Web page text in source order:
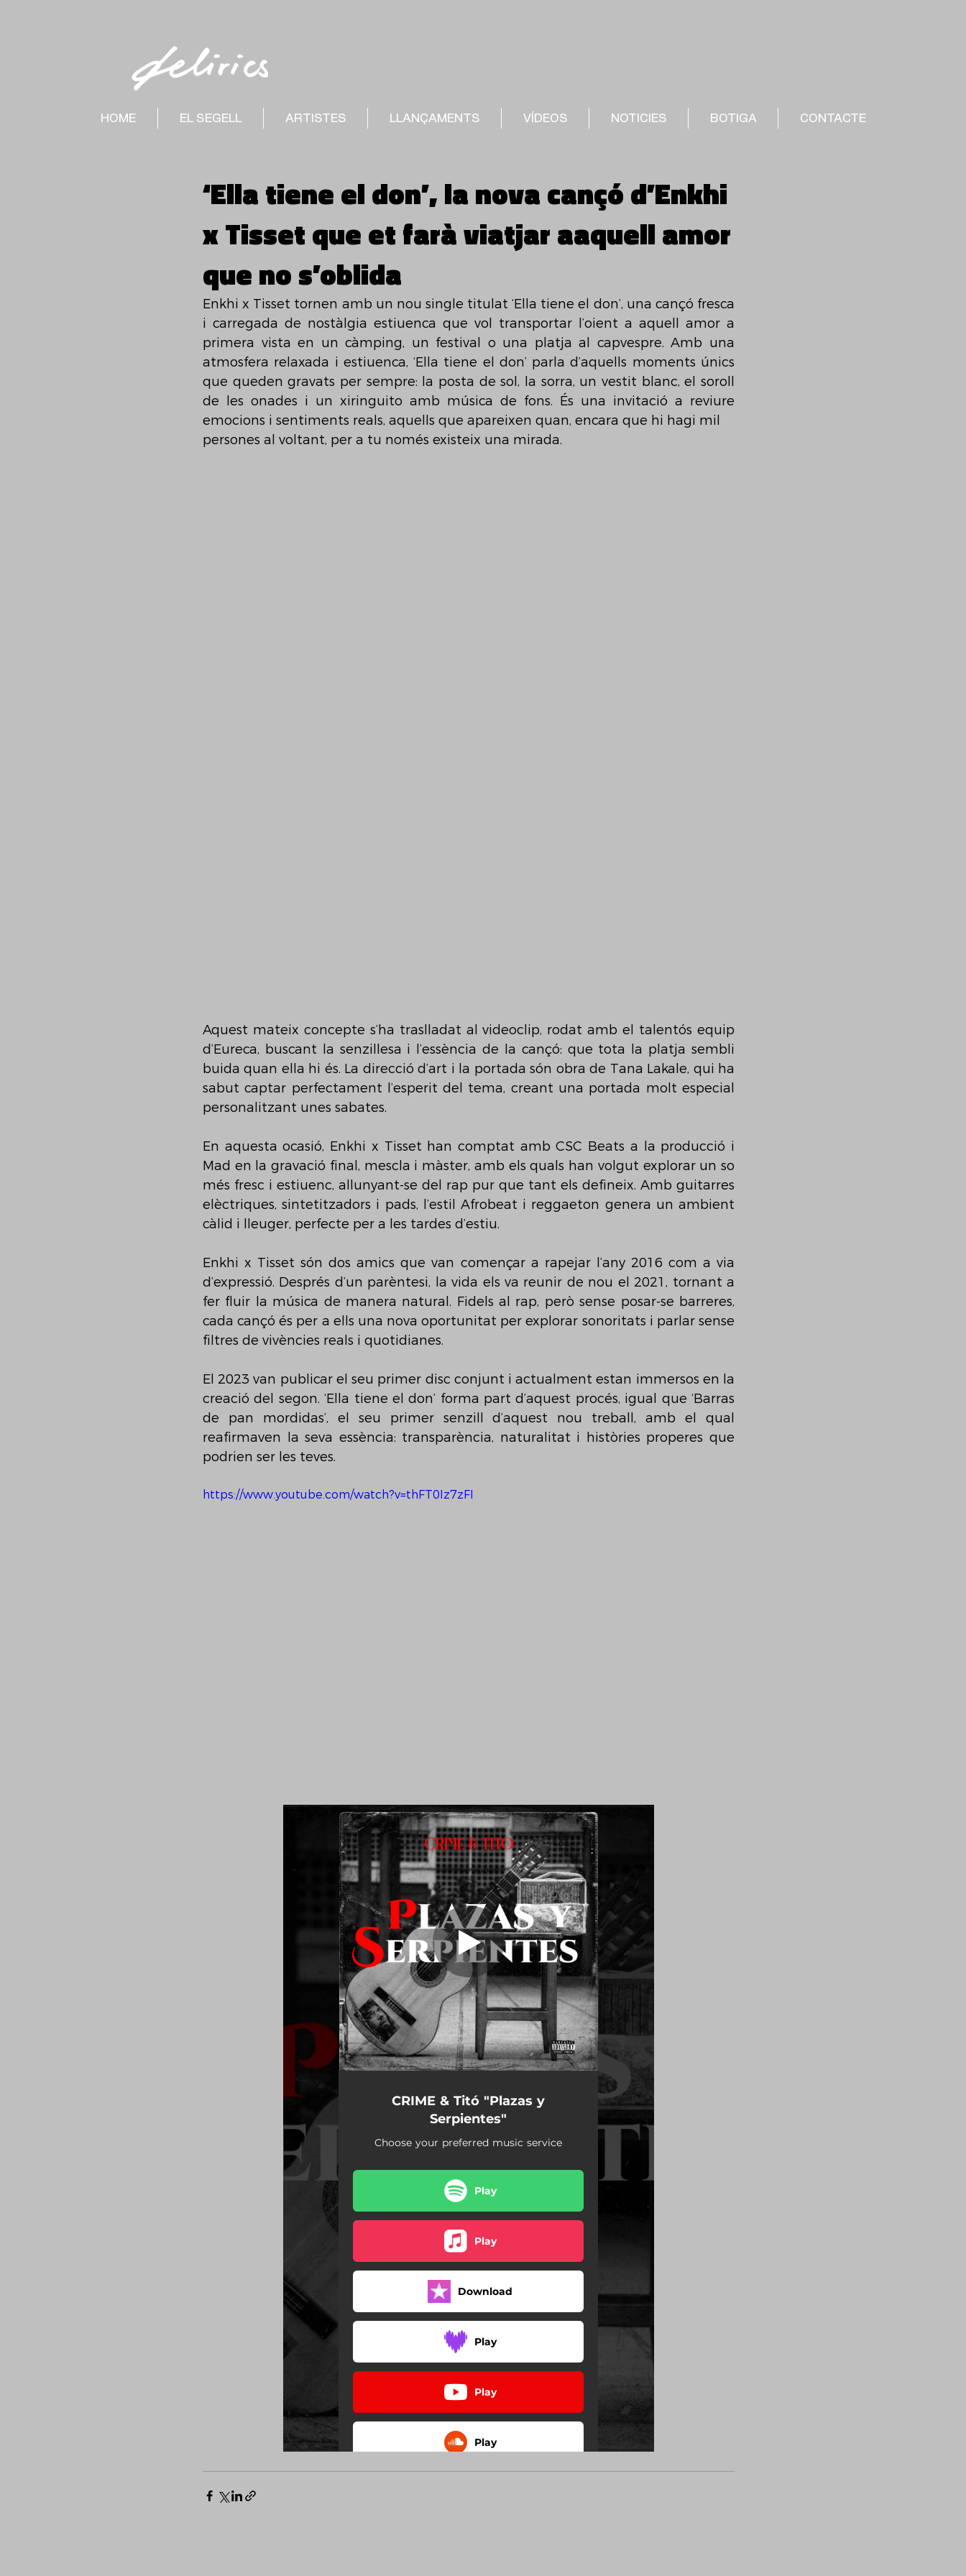
HOME EL SEGELL ARTISTES LLANÇAMENTS VÍDEOS NOTICIES BOTIGA CONTACTE
‘Ella tiene el don’, la nova cançó d’Enkhi
x Tisset que et farà viatjar aaquell amor
que no s’oblida
Enkhi x Tisset tornen amb un nou single titulat ‘Ella tiene el don’, una cançó fresca
i carregada de nostàlgia estiuenca que vol transportar l’oient a aquell amor a
primera vista en un càmping, un festival o una platja al capvespre. Amb una
atmosfera relaxada i estiuenca, ‘Ella tiene el don’ parla d’aquells moments únics
que queden gravats per sempre: la posta de sol, la sorra, un vestit blanc, el soroll
de les onades i un xiringuito amb música de fons. És una invitació a reviure
emocions i sentiments reals, aquells que apareixen quan, encara que hi hagi mil
persones al voltant, per a tu només existeix una mirada.
Aquest mateix concepte s’ha traslladat al videoclip, rodat amb el talentós equip
d’Eureca, buscant la senzillesa i l’essència de la cançó: que tota la platja sembli
buida quan ella hi és. La direcció d’art i la portada són obra de Tana Lakale, qui ha
sabut captar perfectament l’esperit del tema, creant una portada molt especial
personalitzant unes sabates.
En aquesta ocasió, Enkhi x Tisset han comptat amb CSC Beats a la producció i
Mad en la gravació final, mescla i màster, amb els quals han volgut explorar un so
més fresc i estiuenc, allunyant-se del rap pur que tant els defineix. Amb guitarres
elèctriques, sintetitzadors i pads, l’estil Afrobeat i reggaeton genera un ambient
càlid i lleuger, perfecte per a les tardes d’estiu.
Enkhi x Tisset són dos amics que van començar a rapejar l’any 2016 com a via
d’expressió. Després d’un parèntesi, la vida els va reunir de nou el 2021, tornant a
fer fluir la música de manera natural. Fidels al rap, però sense posar-se barreres,
cada cançó és per a ells una nova oportunitat per explorar sonoritats i parlar sense
filtres de vivències reals i quotidianes.
El 2023 van publicar el seu primer disc conjunt i actualment estan immersos en la
creació del segon. ‘Ella tiene el don’ forma part d’aquest procés, igual que ‘Barras
de pan mordidas’, el seu primer senzill d’aquest nou treball, amb el qual
reafirmaven la seva essència: transparència, naturalitat i històries properes que
podrien ser les teves.
https://www.youtube.com/watch?v=thFT0Iz7zFI